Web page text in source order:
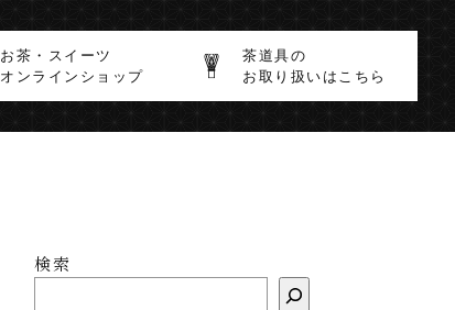
お茶・スイーツ
オンラインショップ
茶道具の
お取り扱いはこちら
検索